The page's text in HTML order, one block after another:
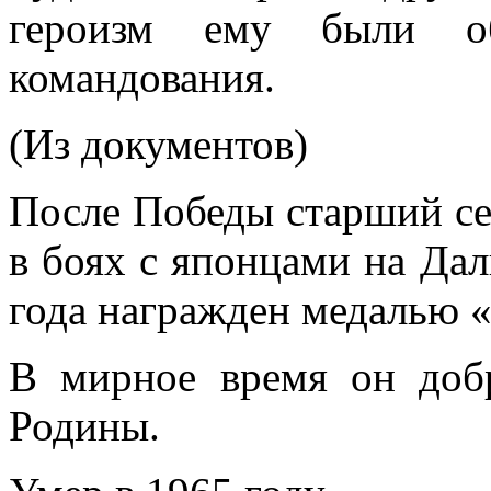
героизм ему были
командования.
(Из документов)
После Победы старший
в боях с японцами на
года награжден медалью
В мирное время он
Родины.